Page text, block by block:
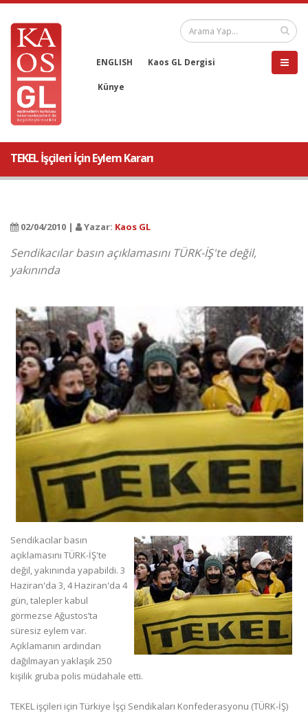
ENGLISH Kaos GL Dergisi
Künye
TEKEL İşçileri İçin Eylem Kararı
02/04/2010 | Yazar: Kaos GL
Sendikacılar basın açıklamasını TÜRK-İŞ'te değil,
yakınında
Sendikacılar basın
açıklamasını TÜRK-İŞ'te
değil, yakınında yapabildi. 3
Haziran'da 3, 4 Haziran'da 4
gün, talepler kabul
görmezse Ağustos’ta
süresiz eylem var.
Açıklamanın ardından
dağılmayan yaklaşık 250
kişilik gruba polis müdahale etti.
TEKEL işçileri için Türkiye İşçi Sendikaları Konfederasyonu (TÜRK-İŞ)